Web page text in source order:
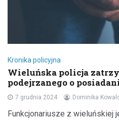
Kronika policyjna
Wieluńska policja
podejrzanego o
7 grudnia 2024 Dominika
Funkcjonariusze z wieluńskiej